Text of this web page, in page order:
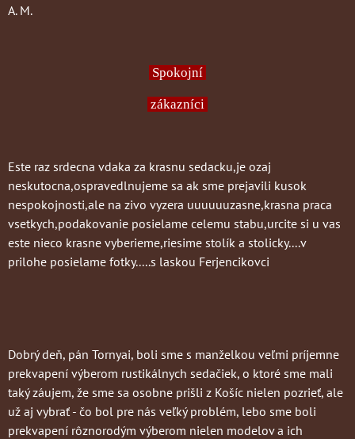
A. M.
Spokojní
zákazníci
Este raz srdecna vdaka za krasnu sedacku,je ozaj
neskutocna,ospravedlnujeme sa ak sme prejavili kusok
nespokojnosti,ale na zivo vyzera uuuuuuzasne,krasna praca
vsetkych,podakovanie posielame celemu stabu,urcite si u vas
este nieco krasne vyberieme,riesime stolík a stolicky....v
prilohe posielame fotky.....s laskou Ferjencikovci
Dobrý deň, pán Tornyai, boli sme s manželkou veľmi príjemne
prekvapení výberom rustikálnych sedačiek, o ktoré sme mali
taký záujem, že sme sa osobne prišli z Košíc nielen pozrieť, ale
už aj vybrať - čo bol pre nás veľký problém, lebo sme boli
prekvapení rôznorodým výberom nielen modelov a ich